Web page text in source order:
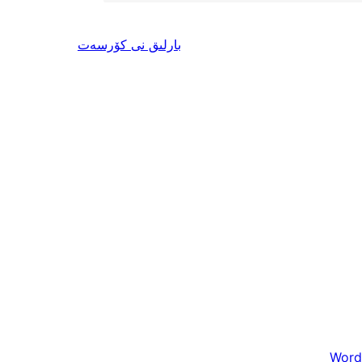
بارلىق ئىنكاس
نى كۆرسەت